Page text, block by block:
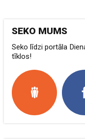
SEKO MUMS
Seko līdzi portāla
tīklos!